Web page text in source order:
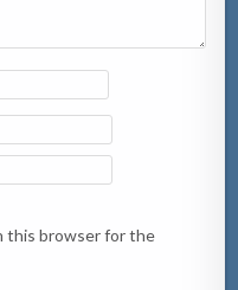
this browser for the